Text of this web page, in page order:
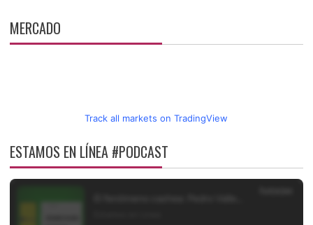
MERCADO
Track all markets on TradingView
ESTAMOS EN LÍNEA #PODCAST